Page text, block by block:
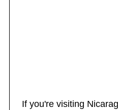
If you're visiting